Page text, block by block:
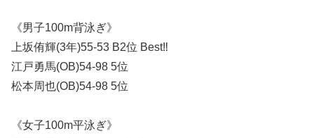
《男子100m背泳ぎ》
上坂侑輝(3年)55-53 B2位 Best‼︎
江戸勇馬(OB)54-98 5位
松本周也(OB)54-98 5位
《女子100m平泳ぎ》